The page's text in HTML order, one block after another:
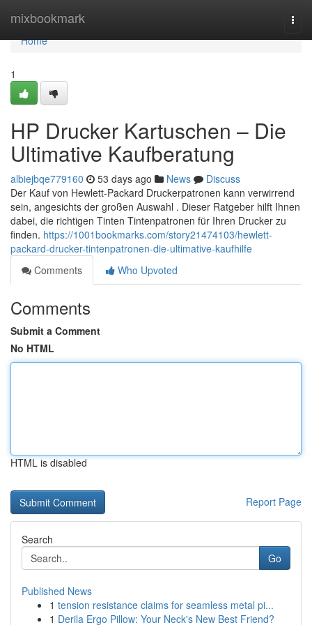
mixbookmark
Home
Home
1
HP Drucker Kartuschen – Die
Ultimative Kaufberatung
albiejbqe779160 53 days ago News
Discuss
Der Kauf von Hewlett-Packard Druckerpatronen kann verwirrend
sein, angesichts der großen Auswahl . Dieser Ratgeber hilft Ihnen
dabei, die richtigen Tinten Tintenpatronen für Ihren Drucker zu
finden. https://1001bookmarks.com/story21474103/hewlett-
packard-drucker-tintenpatronen-die-ultimative-kaufhilfe
Comments
Who Upvoted
Comments
Submit a Comment
No HTML
HTML is disabled
Report Page
Search
Go
Published News
1 tension resistance claims for seamless metal pi...
1 Derila Ergo Pillow: Your Neck's New Best Friend?